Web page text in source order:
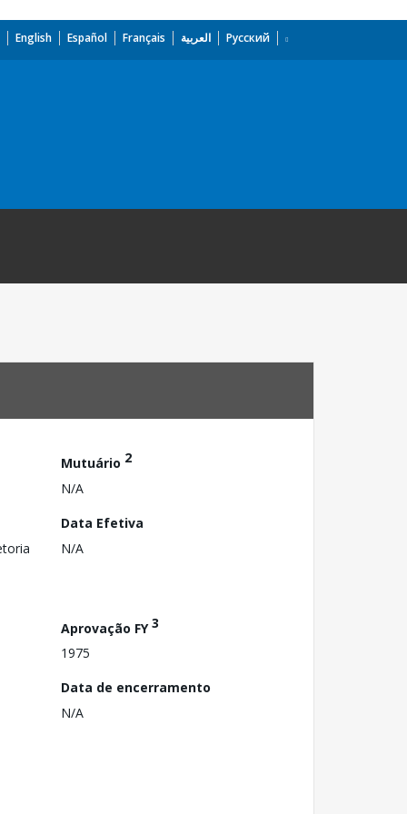
English Español Français العربية Русский
Mutuário 2
N/A
Data Efetiva
N/A
Aprovação FY3
1975
Data de encerramento
N/A